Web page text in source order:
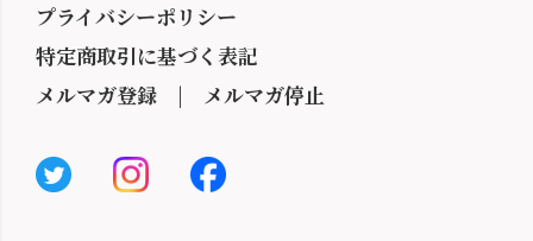
プライバシーポリシー
特定商取引に基づく表記
メルマガ登録 | メルマガ停止